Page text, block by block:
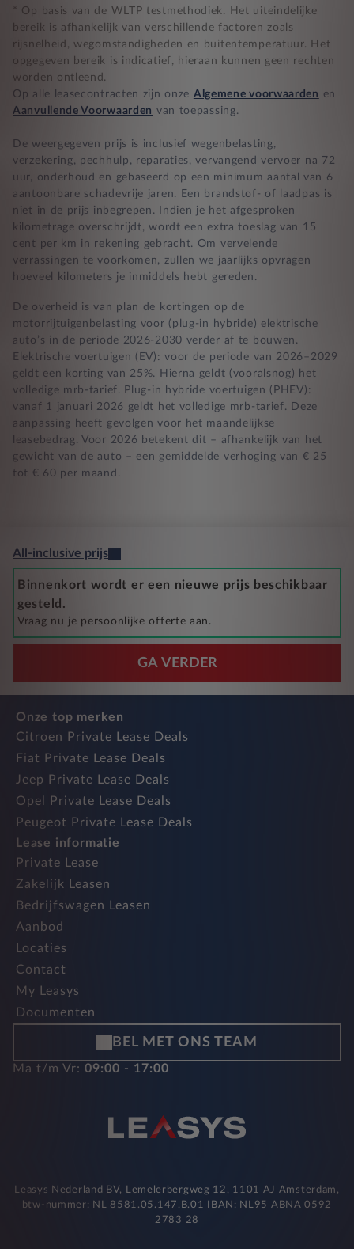
Nooit te hoge financiële lasten
BB 14 dagen bedenktijd
Zekerheid bij klachten
* Op basis van de WLTP testmethodiek. Het uiteindelijke
bereik is afhankelijk van verschillende factoren zoals
rijsnelheid, wegomstandigheden en buitentemperatuur. Het
opgegeven bereik is indicatief, hieraan kunnen geen rechten
worden ontleend.
Op alle leasecontracten zijn onze Algemene voorwaarden en
Aanvullende Voorwaarden van toepassing.
De weergegeven prijs is inclusief wegenbelasting,
verzekering, pechhulp, reparaties, vervangend vervoer na 72
uur, onderhoud en gebaseerd op een minimum aantal van 6
aantoonbare schadevrije jaren. Een brandstof- of laadpas is
niet in de prijs inbegrepen. Indien je het afgesproken
kilometrage overschrijdt, wordt een extra toeslag van 15
cent per km in rekening gebracht. Om vervelende
verrassingen te voorkomen, zullen we jaarlijks opvragen
hoeveel kilometers je inmiddels hebt gereden.
De overheid is van plan de kortingen op de
motorrijtuigenbelasting voor (plug-in hybride) elektrische
auto’s in de periode 2026-2030 verder af te bouwen.
Elektrische voertuigen (EV): voor de periode van 2026–2029
geldt een korting van 25%. Hierna geldt (vooralsnog) het
volledige mrb-tarief. Plug-in hybride voertuigen (PHEV):
vanaf 1 januari 2026 geldt het volledige mrb-tarief. Deze
aanpassing heeft gevolgen voor het maandelijkse
leasebedrag. Voor 2026 betekent dit – afhankelijk van het
gewicht van de auto – een gemiddelde verhoging van € 25
tot € 60 per maand.
All-inclusive prijs
Binnenkort wordt er een nieuwe prijs beschikbaar
gesteld.
Vraag nu je persoonlijke offerte aan.
GA VERDER
Onze top merken
Citroen Private Lease Deals
Fiat Private Lease Deals
Jeep Private Lease Deals
Opel Private Lease Deals
Peugeot Private Lease Deals
Lease informatie
Private Lease
Zakelijk Leasen
Bedrijfswagen Leasen
Aanbod
Locaties
Contact
My Leasys
Documenten
BEL MET ONS TEAM
Ma t/m Vr: 09:00 - 17:00
Leasys Nederland BV, Lemelerbergweg 12, 1101 AJ Amsterdam,
btw-nummer: NL 8581.05.147.B.01 IBAN: NL95 ABNA 0592
2783 28